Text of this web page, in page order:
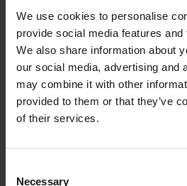
We use cookies to personalise
provide social media features
We also share information about
our social media, advertising and
may combine it with other
provided to them or that they’ve
of their services.
Necessary
ďalej používať na vašu
údaje sa nepovažujú za osobné
nepodliehajú tomuto Vyhláseniu
údajov. Anonymizované údaje
používať a zdieľať na akýkoľvek
AKO